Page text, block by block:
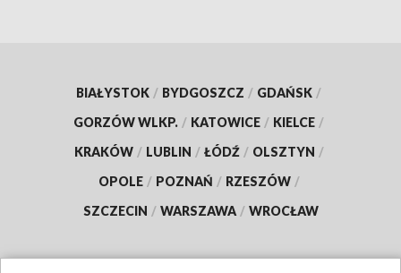
BIAŁYSTOK / BYDGOSZCZ / GDAŃSK /
GORZÓW WLKP. / KATOWICE / KIELCE /
KRAKÓW / LUBLIN / ŁÓDŹ / OLSZTYN /
OPOLE / POZNAŃ / RZESZÓW /
SZCZECIN / WARSZAWA / WROCŁAW